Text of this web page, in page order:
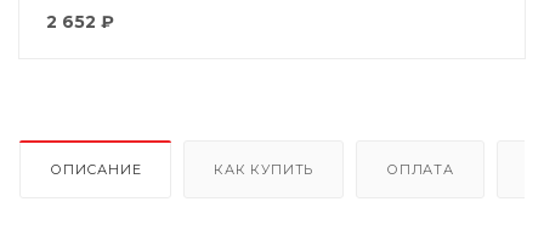
2 652 ₽
ОПИСАНИЕ КАК КУПИТЬ ОПЛАТА